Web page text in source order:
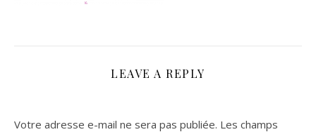
LEAVE A REPLY
Votre adresse e-mail ne sera pas publiée. Les champs